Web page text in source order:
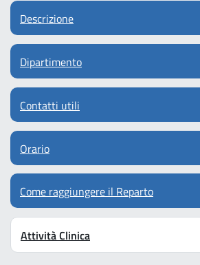
Descrizione
Dipartimento
Contatti utili
Orario
Come raggiungere il Reparto
Attività Clinica